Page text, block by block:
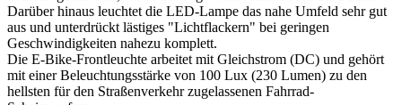
Darüber hinaus leuchtet die LED-Lampe das nahe Umfeld sehr gut
aus und unterdrückt lästiges "Lichtflackern" bei geringen
Geschwindigkeiten nahezu komplett.
Die E-Bike-Frontleuchte arbeitet mit Gleichstrom (DC) und gehört
mit einer Beleuchtungsstärke von 100 Lux (230 Lumen) zu den
hellsten für den Straßenverkehr zugelassenen Fahrrad-